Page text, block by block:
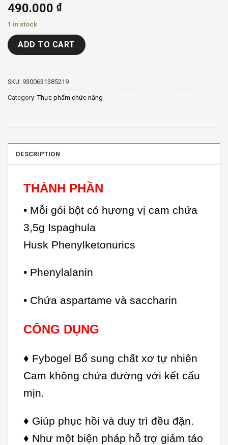
490.000 ₫
1 in stock
ADD TO CART
SKU: 9300631385219
Category: Thực phẩm chức năng
DESCRIPTION
THÀNH PHẦN
• Mỗi gói bột có hương vị cam chứa
3,5g Ispaghula
Husk Phenylketonurics
• Phenylalanin
• Chứa aspartame và saccharin
CÔNG DỤNG
♦ Fybogel Bổ sung chất xơ tự nhiên
Cam không chứa đường với kết cấu
mịn.
♦ Giúp phục hồi và duy trì đều đặn.
♦ Như một biện pháp hỗ trợ giảm táo